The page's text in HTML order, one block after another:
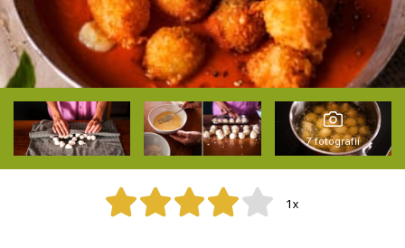
Recepty z TV
Speciál: Cuketa
Těhotnej kuchař
Sledujte prima+
Přihlášení
7 fotografií
1x